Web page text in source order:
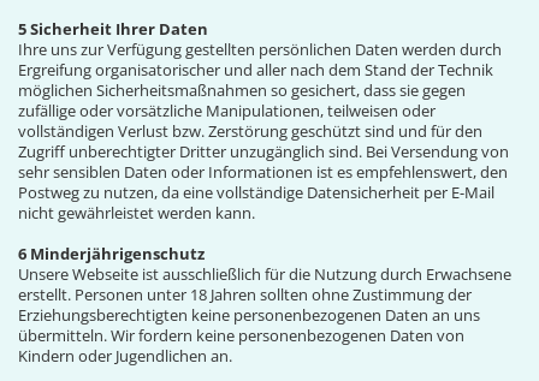
5 Sicherheit Ihrer Daten
Ihre uns zur Verfügung gestellten persönlichen Daten werden durch
Ergreifung organisatorischer und aller nach dem Stand der Technik
möglichen Sicherheitsmaßnahmen so gesichert, dass sie gegen
zufällige oder vorsätzliche Manipulationen, teilweisen oder
vollständigen Verlust bzw. Zerstörung geschützt sind und für den
Zugriff unberechtigter Dritter unzugänglich sind. Bei Versendung von
sehr sensiblen Daten oder Informationen ist es empfehlenswert, den
Postweg zu nutzen, da eine vollständige Datensicherheit per E-Mail
nicht gewährleistet werden kann.
6 Minderjährigenschutz
Unsere Webseite ist ausschließlich für die Nutzung durch Erwachsene
erstellt. Personen unter 18 Jahren sollten ohne Zustimmung der
Erziehungsberechtigten keine personenbezogenen Daten an uns
übermitteln. Wir fordern keine personenbezogenen Daten von
Kindern oder Jugendlichen an.